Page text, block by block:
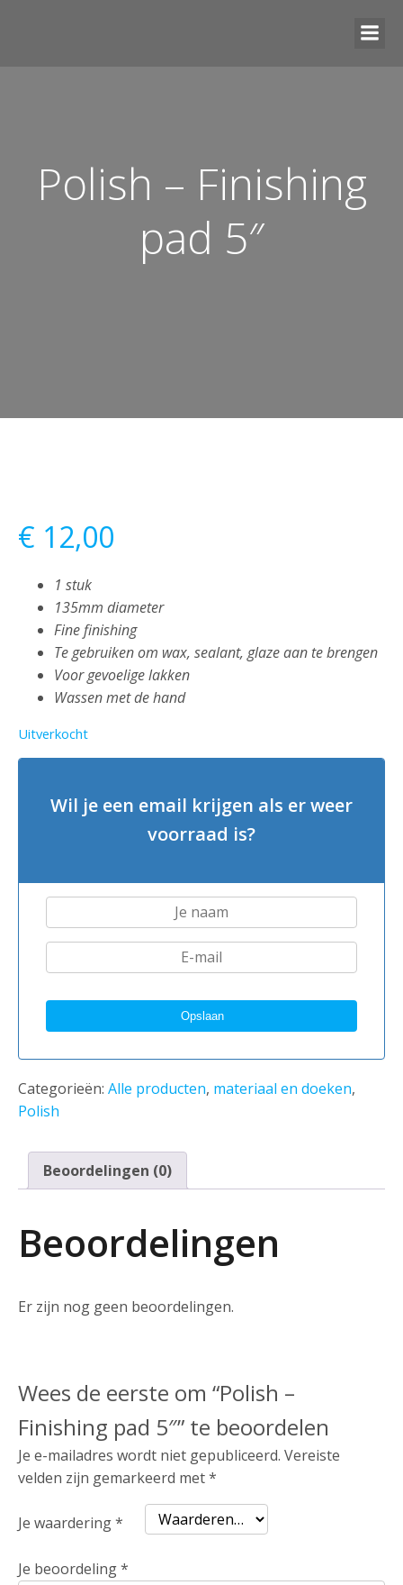
Polish – Finishing
pad 5″
€ 12,00
1 stuk
135mm diameter
Fine finishing
Te gebruiken om wax, sealant, glaze aan te brengen
Voor gevoelige lakken
Wassen met de hand
Uitverkocht
Wil je een email krijgen als er weer
voorraad is?
Categorieën: Alle producten, materiaal en doeken,
Polish
Beoordelingen (0)
Beoordelingen
Er zijn nog geen beoordelingen.
Wees de eerste om “Polish –
Finishing pad 5″” te beoordelen
Je e-mailadres wordt niet gepubliceerd. Vereiste
velden zijn gemarkeerd met*
Je waardering*
Je beoordeling*